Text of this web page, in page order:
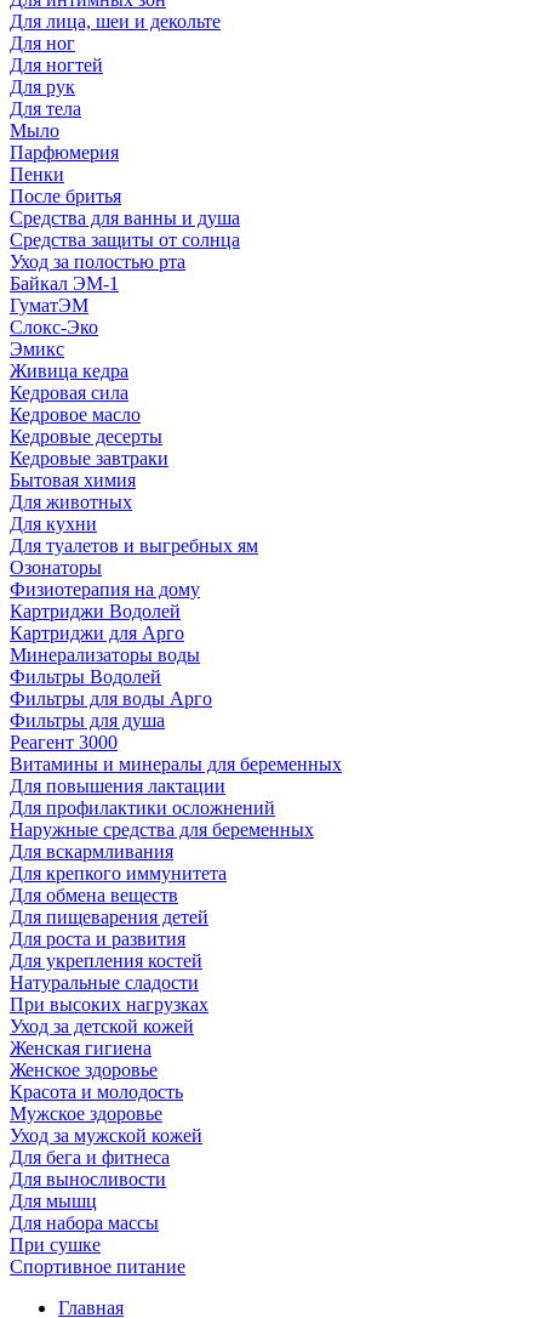
Для лица, шеи и декольте
Для ног
Для ногтей
Для рук
Для тела
Мыло
Парфюмерия
Пенки
После бритья
Средства для ванны и душа
Средства защиты от солнца
Уход за полостью рта
Байкал ЭМ-1
ГуматЭМ
Слокс-Эко
Эмикс
Живица кедра
Кедровая сила
Кедровое масло
Кедровые десерты
Кедровые завтраки
Бытовая химия
Для животных
Для кухни
Для туалетов и выгребных ям
Озонаторы
Физиотерапия на дому
Картриджи Водолей
Картриджи для Арго
Минерализаторы воды
Фильтры Водолей
Фильтры для воды Арго
Фильтры для душа
Реагент 3000
Витамины и минералы для беременных
Для повышения лактации
Для профилактики осложнений
Наружные средства для беременных
Для вскармливания
Для крепкого иммунитета
Для обмена веществ
Для пищеварения детей
Для роста и развития
Для укрепления костей
Натуральные сладости
При высоких нагрузках
Уход за детской кожей
Женская гигиена
Женское здоровье
Красота и молодость
Мужское здоровье
Уход за мужской кожей
Для бега и фитнеса
Для выносливости
Для мышц
Для набора массы
При сушке
Спортивное питание
Главная